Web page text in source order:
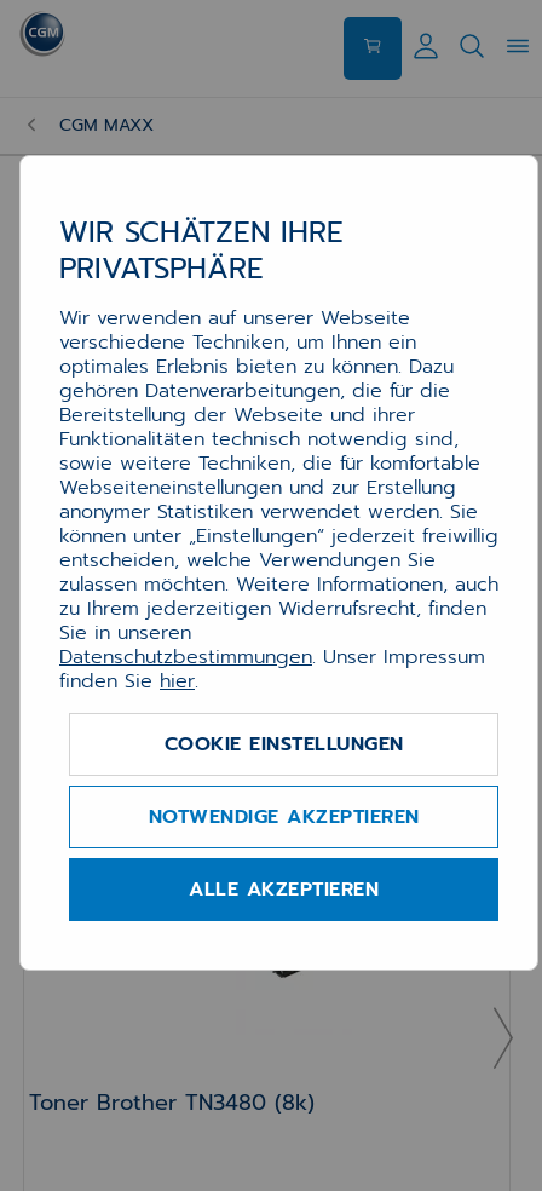
CGM MAXX
Willkommen bei Webshop CGM
Beliebte CGM MAXX Services
MAXX Arbeitszeit Technik nach Aufwand
195,00 €
Hardware Angebote
Toner Brother TN3480 (8k)
Toner Brother TN3480 (8k)
WIR SCHÄTZEN IHRE
PRIVATSPHÄRE
Wir verwenden auf unserer Webseite
verschiedene Techniken, um Ihnen ein
optimales Erlebnis bieten zu können. Dazu
gehören Datenverarbeitungen, die für die
Bereitstellung der Webseite und ihrer
Funktionalitäten technisch notwendig sind,
sowie weitere Techniken, die für komfortable
Webseiteneinstellungen und zur Erstellung
anonymer Statistiken verwendet werden. Sie
können unter „Einstellungen“ jederzeit freiwillig
entscheiden, welche Verwendungen Sie
zulassen möchten. Weitere Informationen, auch
zu Ihrem jederzeitigen Widerrufsrecht, finden
Sie in unseren
Datenschutzbestimmungen. Unser Impressum
finden Sie hier.
COOKIE EINSTELLUNGEN
NOTWENDIGE AKZEPTIEREN
ALLE AKZEPTIEREN